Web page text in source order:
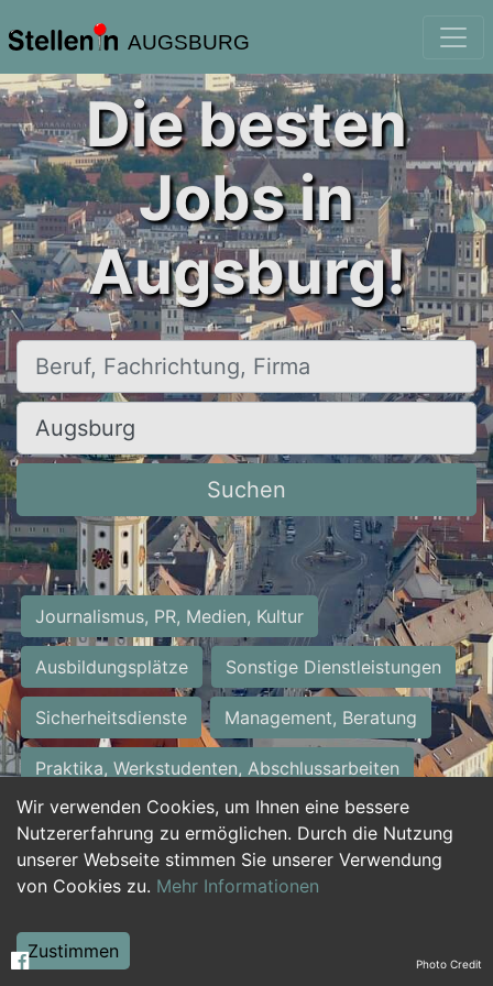
AUGSBURG
Wir verwenden Cookies, um Ihnen eine bessere
Nutzererfahrung zu ermöglichen. Durch die Nutzung
unserer Webseite stimmen Sie unserer Verwendung
von Cookies zu. Mehr Informationen
Zustimmen
Die besten
Jobs in
Augsburg!
Beruf, Fachrichtung, Firma
Ort, Stadt
Suchen
Journalismus, PR, Medien, Kultur
Ausbildungsplätze Sonstige Dienstleistungen
Sicherheitsdienste Management, Beratung
Praktika, Werkstudenten, Abschlussarbeiten
Personalwesen Assistenz, Sekretariat
Hilfskräfte, Aushilfs- und Nebenjobs
Weiterbildung, Studium, duale Ausbildung Photo Credit